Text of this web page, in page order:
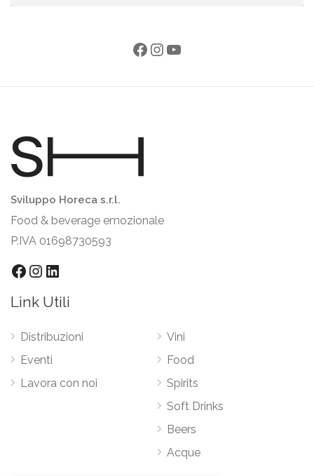
Sviluppo Horeca s.r.l.
Food & beverage emozionale
P.IVA 01698730593
Link Utili
Distribuzioni
Eventi
Lavora con noi
Vini
Food
Spirits
Soft Drinks
Beers
Acque